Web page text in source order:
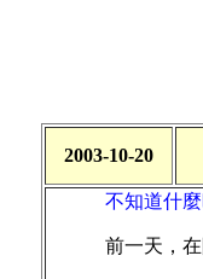
2003-10-20
不知道什
前一天，